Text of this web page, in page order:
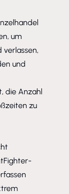
um
verlassen,
und
die Anzahl
zu